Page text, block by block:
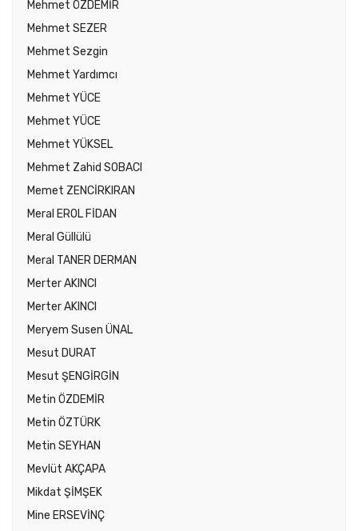
Mehmet ÖZDEMİR
Mehmet SEZER
Mehmet Sezgin
Mehmet Yardımcı
Mehmet YÜCE
Mehmet YÜCE
Mehmet YÜKSEL
Mehmet Zahid SOBACI
Memet ZENCİRKIRAN
Meral EROL FİDAN
Meral Güllülü
Meral TANER DERMAN
Merter AKINCI
Merter AKINCI
Meryem Susen ÜNAL
Mesut DURAT
Mesut ŞENGİRGİN
Metin ÖZDEMİR
Metin ÖZTÜRK
Metin SEYHAN
Mevlüt AKÇAPA
Mikdat ŞİMŞEK
Mine ERSEVİNÇ